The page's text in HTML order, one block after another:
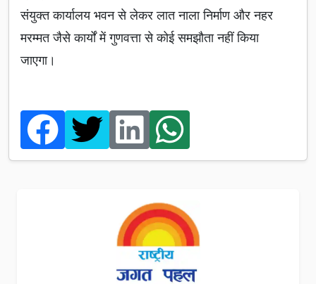
संयुक्त कार्यालय भवन से लेकर लात नाला निर्माण और नहर
मरम्मत जैसे कार्यों में गुणवत्ता से कोई समझौता नहीं किया
जाएगा।